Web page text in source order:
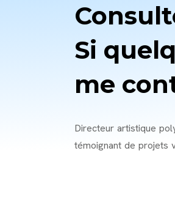
Si
me
Directeur artistique
témoignant de projets